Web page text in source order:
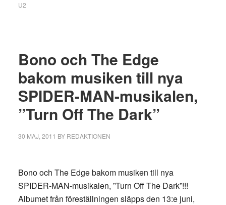
U2
Bono och The Edge
bakom musiken till nya
SPIDER-MAN-musikalen,
”Turn Off The Dark”
30 MAJ, 2011 BY REDAKTIONEN
Bono och The Edge bakom musiken till nya
SPIDER-MAN-musikalen, ”Turn Off The Dark”!!!
Albumet från föreställningen släpps den 13:e juni,